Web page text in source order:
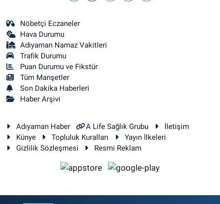
Nöbetçi Eczaneler
Hava Durumu
Adiyaman Namaz Vakitleri
Trafik Durumu
Puan Durumu ve Fikstür
Tüm Manşetler
Son Dakika Haberleri
Haber Arşivi
Adıyaman Haber A Life Sağlık Grubu
İletişim
Künye
Topluluk Kuralları
Yayın İlkeleri
Gizlilik Sözleşmesi
Resmi Reklam